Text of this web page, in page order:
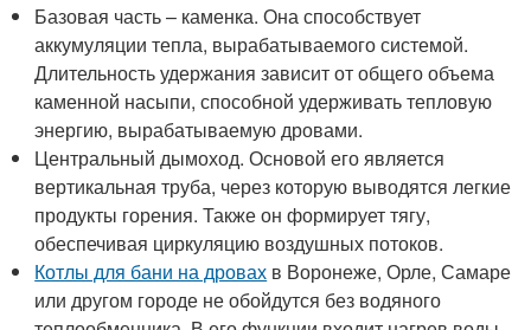
Базовая часть – каменка. Она способствует
аккумуляции тепла, вырабатываемого системой.
Длительность удержания зависит от общего объема
каменной насыпи, способной удерживать тепловую
энергию, вырабатываемую дровами.
Центральный дымоход. Основой его является
вертикальная труба, через которую выводятся легкие
продукты горения. Также он формирует тягу,
обеспечивая циркуляцию воздушных потоков.
Котлы для бани на дровах в Воронеже, Орле, Самаре
или другом городе не обойдутся без водяного